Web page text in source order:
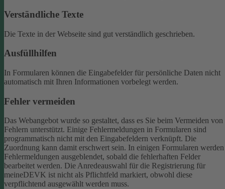
Verständliche Texte
Die Texte in der Webseite sind gut verständlich geschrieben.
Ausfüllhilfen
In Formularen können die Eingabefelder für persönliche Daten nicht
automatisch mit Ihren Informationen vorbelegt werden.
Fehler vermeiden
Das Webangebot wurde so gestaltet, dass es Sie beim Vermeiden von
Fehlern unterstützt. Einige Fehlermeldungen in Formularen sind
programmatisch nicht mit den Eingabefeldern verknüpft. Die
Zuordnung kann damit erschwert sein. In einigen Formularen werden
Fehlermeldungen ausgeblendet, sobald die fehlerhaften Felder
bearbeitet werden. Die Anredeauswahl für die Registrierung für
meineDEVK ist nicht als Pflichtfeld markiert, obwohl diese
verpflichtend ausgewählt werden muss.